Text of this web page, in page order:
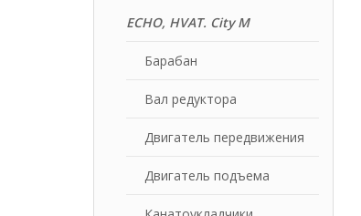
ECHO, HVAT. City M
Барабан
Вал редуктора
Двигатель передвижения
Двигатель подъема